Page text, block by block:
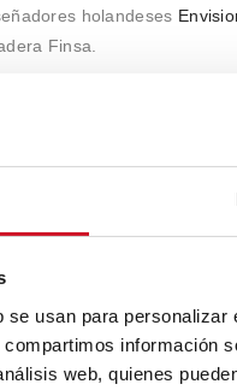
usan para
información
web, quienes
holandeses
Finsa.
de Industrias
y arquitectos que
conferencias… Todo
plástico reciclado que